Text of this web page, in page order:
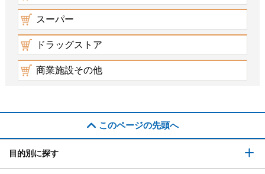
スーパー
ドラッグストア
商業施設その他
このページの先頭へ
目的別に探す